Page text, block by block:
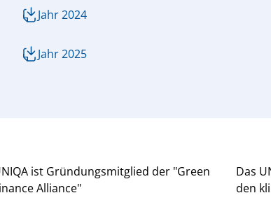
Jahr 2024
Jahr 2025
ist Gründungsmitglied der "Green
Alliance"
Das
den